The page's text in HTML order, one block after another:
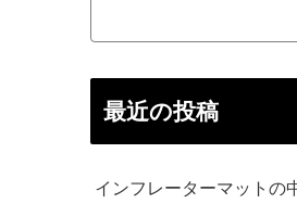
最近の投稿
インフレーターマットの